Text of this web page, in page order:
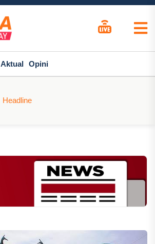
Aktual Opini
Headline